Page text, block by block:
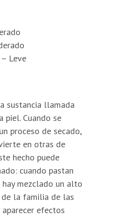
Leve
sustancia llamada
piel. Cuando se
proceso de secado,
en otras de
hecho puede
cuando pastan
mezclado un alto
la familia de las
aparecer efectos